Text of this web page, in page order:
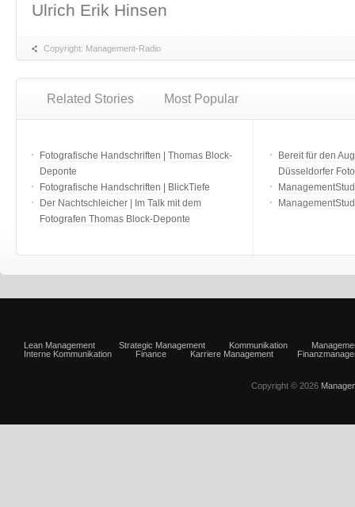
Ulrich Erik Hinsen
Copyright: Management-Radio
Related Stories Most Popular
Fotografische Handschriften | Thomas Block-
Deponte
Fotografische Handschriften | BlickTiefe
Der Nachtschleicher | Im Talk mit dem
Fotografen Thomas Block-Deponte
Bereit für den
Düsseldorfer
Lean Management Strategic Management Kommunikation
Interne Kommunikation
Finance Karriere Management
Copyright © 2026